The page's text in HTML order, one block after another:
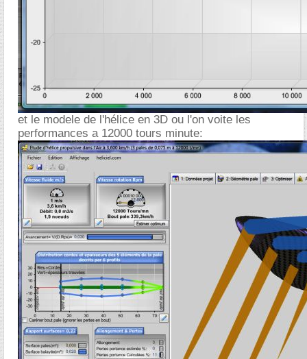
et le modele de l'hélice en 3D ou l'on voite les
performances a 12000 tours minute: